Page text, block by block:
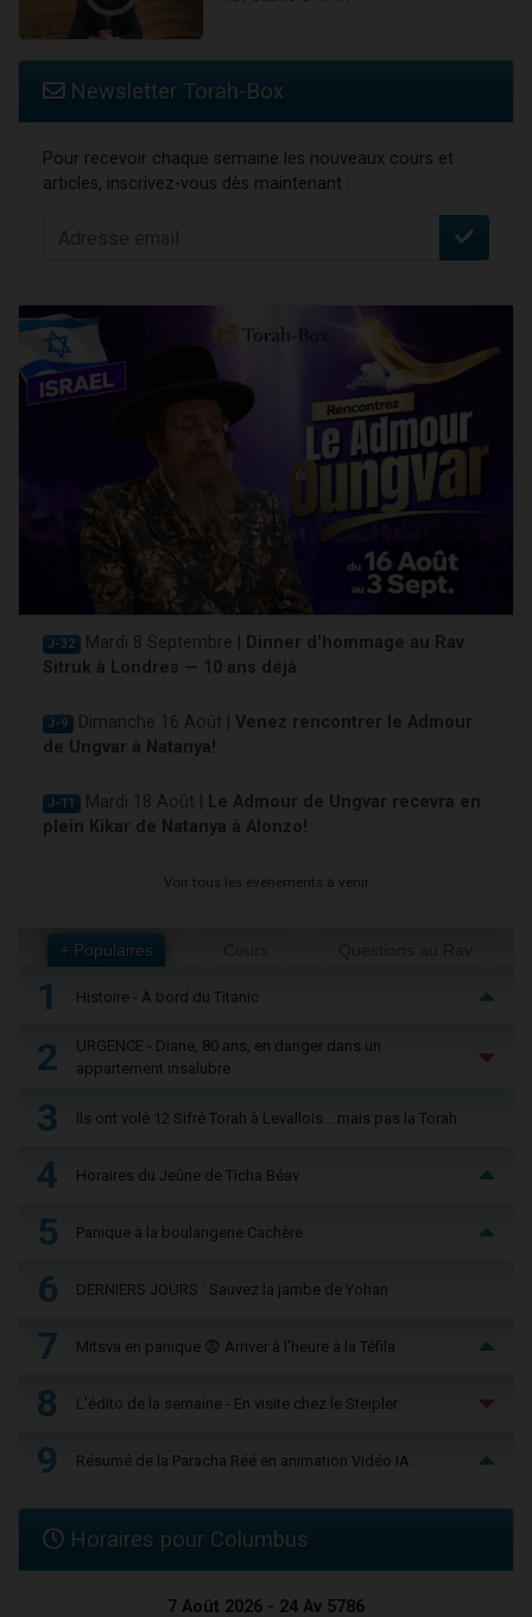
Newsletter Torah-Box
Pour recevoir chaque semaine les nouveaux cours et
articles, inscrivez-vous dès maintenant :
J-32 Mardi 8 Septembre |
Dinner d'hommage au Rav
Sitruk à Londres — 10 ans déjà
J-9 Dimanche 16 Août | Venez rencontrer le Admour
de Ungvar à Natanya!
J-11 Mardi 18 Août |
Le Admour de Ungvar recevra en
plein Kikar de Natanya à Alonzo!
Voir tous les événements à venir
+ Populaires
1 Histoire - À bord du Titanic
2
URGENCE - Diane, 80 ans, en danger dans un
appartement insalubre
3 Ils ont volé 12 Sifré Torah à Levallois… mais pas la Torah
4 Horaires du Jeûne de Ticha Béav
5 Panique à la boulangerie Cachère
6 DERNIERS JOURS : Sauvez la jambe de Yohan
7 Mitsva en panique 😨 Arriver à l'heure à la Téfila
8 L'édito de la semaine - En visite chez le Steipler
9 Résumé de la Paracha Réé en animation Vidéo IA
Horaires pour Columbus
7 Août 2026 - 24 Av 5786